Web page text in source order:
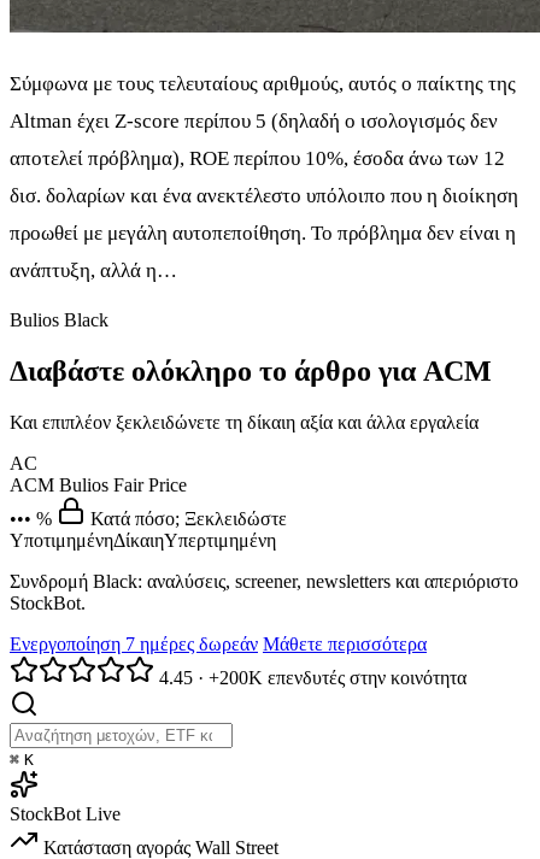
Σύμφωνα με τους τελευταίους αριθμούς, αυτός ο παίκτης της
Altman έχει Z-score περίπου 5 (δηλαδή ο ισολογισμός δεν
αποτελεί πρόβλημα), ROE περίπου 10%, έσοδα άνω των 12
δισ. δολαρίων και ένα ανεκτέλεστο υπόλοιπο που η διοίκηση
προωθεί με μεγάλη αυτοπεποίθηση. Το πρόβλημα δεν είναι η
ανάπτυξη, αλλά η…
Bulios Black
Διαβάστε ολόκληρο το άρθρο για ACM
Και επιπλέον ξεκλειδώνετε τη δίκαιη αξία και άλλα εργαλεία
AC
ACM Bulios Fair Price
••• %
Κατά πόσο; Ξεκλειδώστε
ΥποτιμημένηΔίκαιηΥπερτιμημένη
Συνδρομή Black: αναλύσεις, screener, newsletters και απεριόριστο
StockBot.
Ενεργοποίηση 7 ημέρες δωρεάν Μάθετε περισσότερα
4.45 · +200K επενδυτές στην κοινότητα
⌘ K
StockBot Live
Κατάσταση αγοράς Wall Street